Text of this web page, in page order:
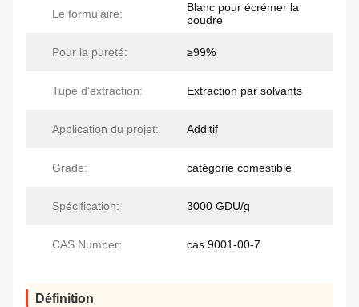
Le formulaire:
Blanc pour écrémer la
poudre
Pour la pureté: ≥99%
Tupe d'extraction: Extraction par solvants
Application du projet: Additif
Grade: catégorie comestible
Spécification: 3000 GDU/g
CAS Number: cas 9001-00-7
Définition